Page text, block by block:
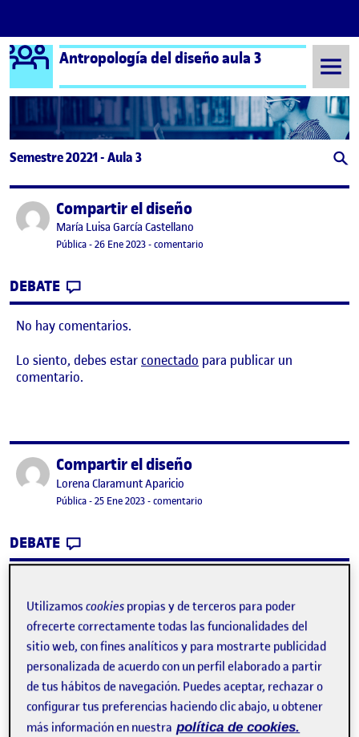
Saltar al contenido
Logo Ágora
Antropología del diseño aula 3
Semestre 20221 - Aula 3
Publicado porCompartir el diseño
Publicado por
María Luisa García Castellano
Visibilidad:
Pública-Fecha de publicación
26 Ene 2023-comentario
DEBATE
No hay comentarios.
Lo siento, debes estarconectado para publicar un
comentario.
Publicado porCompartir el diseño
Publicado por
Lorena Claramunt Aparicio
Visibilidad:
Pública-Fecha de publicación
25 Ene 2023-comentario
DEBATE
Lo siento, debes estarconectadopara publicar un
comentario.
Publicado porPEC 4 – ABRIR EL DISEÑO
Utilizamoscookies propias y de terceros para poder
ofrecerte correctamente todas las funcionalidades del
sitio web, con fines analíticos y para mostrarte publicidad
personalizada de acuerdo con un perfil elaborado a partir
de tus hábitos de navegación. Puedes aceptar, rechazar o
configurar tus preferencias haciendo clic abajo, u obtener
más información en nuestra política de cookies.